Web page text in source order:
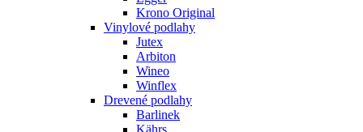
Krono Original
Vinylové podlahy
Jutex
Arbiton
Wineo
Winflex
Drevené podlahy
Barlinek
Kährs